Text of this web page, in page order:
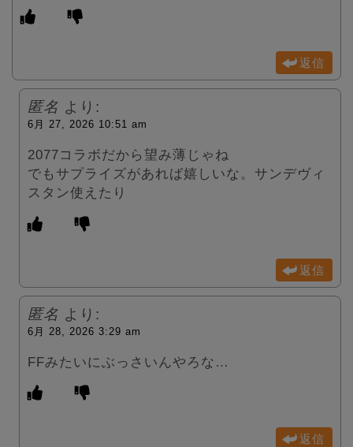
返信
匿名 より:
6月 27, 2026 10:51 am
2077コラボだから望み薄じゃね
でもサプライズがあれば嬉しいな。サンデヴィ
スタン使えたり
返信
匿名 より:
6月 28, 2026 3:29 am
FFみたいにぶっさいんやろな…
返信